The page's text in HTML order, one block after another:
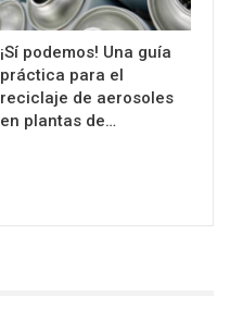
¡Sí podemos! Una guía
práctica para el
reciclaje de aerosoles
en plantas de…